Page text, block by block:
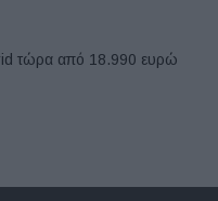
τώρα από 18.990 ευρώ